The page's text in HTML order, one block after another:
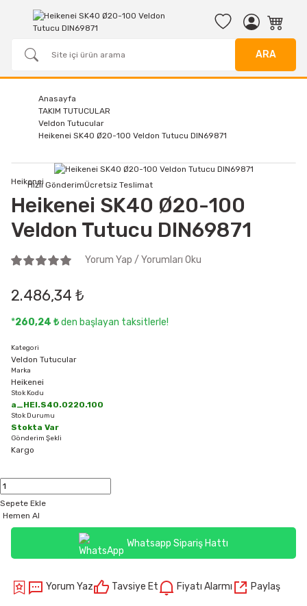
ARA
Anasayfa
TAKIM TUTUCULAR
Veldon Tutucular
Heikenei SK40 Ø20-100 Veldon Tutucu DIN69871
Hızlı GönderimÜcretsiz Teslimat
Heikenei
Heikenei SK40 Ø20-100
Veldon Tutucu DIN69871
Yorum Yap / Yorumları Oku
2.486,34 ₺
*260,24 ₺den başlayan taksitlerle!
Kategori
Veldon Tutucular
Marka
Heikenei
Stok Kodu
a_HEI.S40.0220.100
Stok Durumu
Stokta Var
Gönderim Şekli
Kargo
Sepete Ekle
Hemen Al
Whatsapp Sipariş Hattı
Yorum Yaz Tavsiye Et Fiyatı Alarmı Paylaş